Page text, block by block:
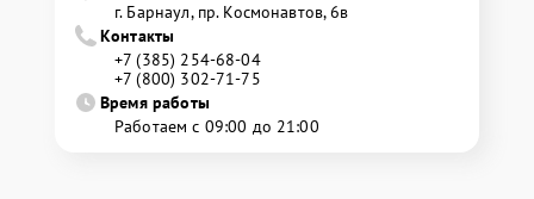
г. Барнаул, ​пр. Космонавтов, 6в
Контакты
+7 (385) 254-68-04
+7 (800) 302-71-75
Время работы
Работаем с 09:00 до 21:00